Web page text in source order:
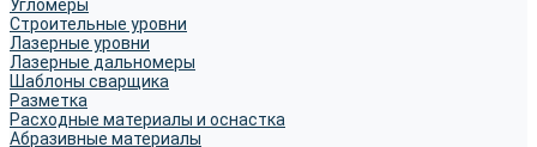
Угломеры
Строительные уровни
Лазерные уровни
Лазерные дальномеры
Шаблоны сварщика
Разметка
Расходные материалы и оснастка
Абразивные материалы